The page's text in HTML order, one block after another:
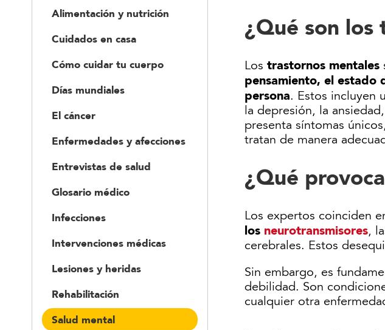
Alimentación y nutrición
Cuidados en casa
Cómo cuidar tu cuerpo
Días mundiales
El cáncer
Enfermedades y afecciones
Entrevistas de salud
Glosario médico
Infecciones
Intervenciones médicas
Lesiones y heridas
Rehabilitación
Salud mental
¿Qué son los
Los trastornos mentales
pensamiento, el estado
persona. Estos incluyen
la depresión, la
presenta síntomas
tratan de manera
¿Qué
Los expertos coinciden
los neurotransmisores,
cerebrales. Estos
Sin embargo, es
debilidad. Son
cualquier otra